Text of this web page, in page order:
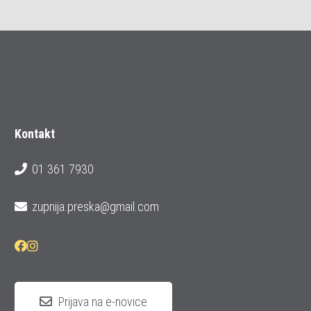
Kontakt
01 361 7930
zupnija.preska@gmail.com
Prijava na e-novice